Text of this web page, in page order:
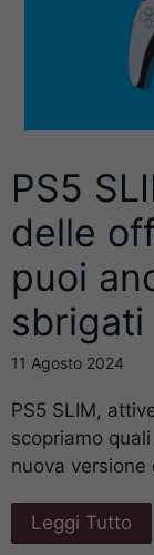
PS5
delle
puoi
sbrigati
11 Agosto 2024
PS5 SLIM,
scopriamo
nuova
Leggi Tutto